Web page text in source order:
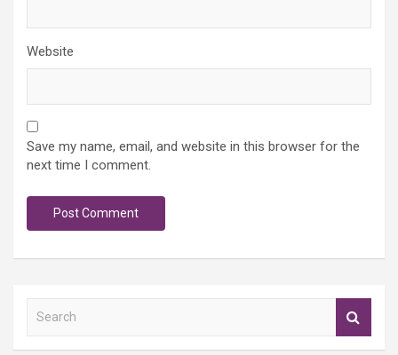
Website
Save my name, email, and website in this browser for the
next time I comment.